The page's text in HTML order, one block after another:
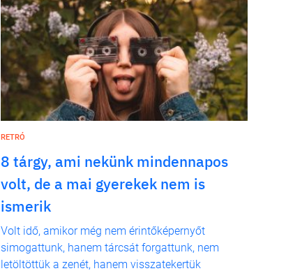
RETRÓ
8 tárgy, ami nekünk mindennapos
volt, de a mai gyerekek nem is
ismerik
Volt idő, amikor még nem érintőképernyőt
simogattunk, hanem tárcsát forgattunk, nem
letöltöttük a zenét, hanem visszatekertük